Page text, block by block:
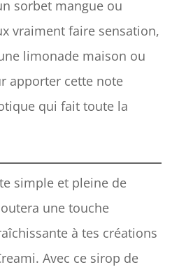
sorbet mangue ou
vraiment faire sensation,
limonade maison ou
apporter cette note
qui fait toute la
simple et pleine de
une touche
à tes créations
Avec ce sirop de